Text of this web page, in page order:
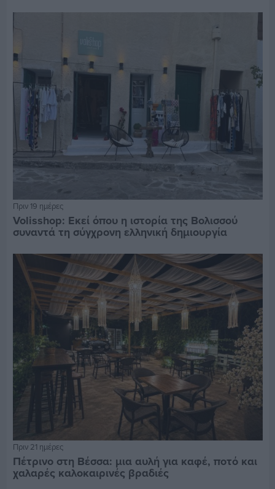
Πριν 19 ημέρες
Volisshop: Εκεί όπου η ιστορία της Βολισσού
συναντά τη σύγχρονη ελληνική δημιουργία
Πριν 21 ημέρες
Πέτρινο στη Βέσσα: μια αυλή για καφέ, ποτό και
χαλαρές καλοκαιρινές βραδιές